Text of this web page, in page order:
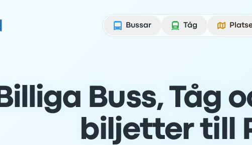
Bussar
Tåg
Billiga Buss, Tåg
biljetter till